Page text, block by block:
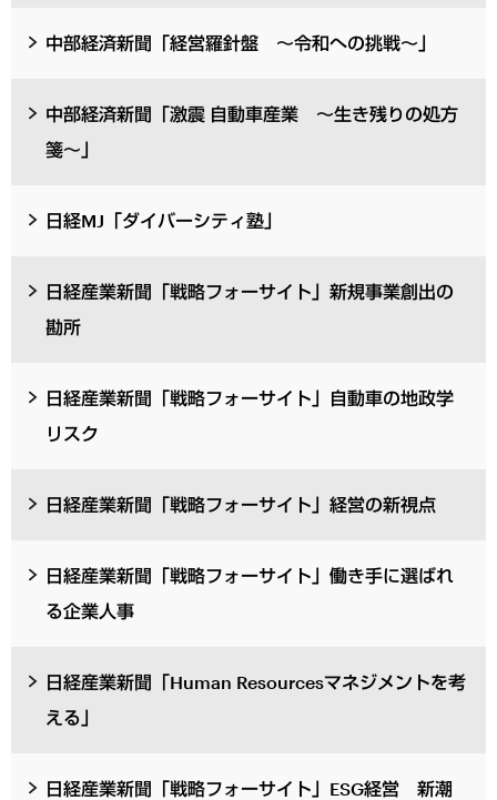
中部経済新聞「経営羅針盤 ～令和への挑戦～」
中部経済新聞「激震 自動車産業 ～生き残りの処方
箋～」
日経MJ「ダイバーシティ塾」
日経産業新聞「戦略フォーサイト」新規事業創出の
勘所
日経産業新聞「戦略フォーサイト」自動車の地政学
リスク
日経産業新聞「戦略フォーサイト」経営の新視点
日経産業新聞「戦略フォーサイト」働き手に選ばれ
る企業人事
日経産業新聞「Human Resourcesマネジメントを考
える」
日経産業新聞「戦略フォーサイト」ESG経営 新潮